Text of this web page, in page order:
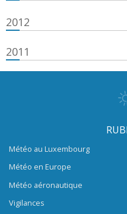
2012
2011
Météo au Luxembourg
Météo en Europe
Météo aéronautique
Vigilances